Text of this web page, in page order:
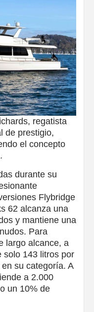
regatista
de prestigio,
el concepto
durante su
Flybridge
62 alcanza una
y mantiene una
Para
largo alcance, a
solo 143 litros por
su categoría. A
a 2.000
un 10% de